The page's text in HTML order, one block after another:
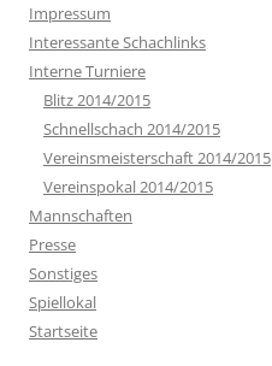
Impressum
Interessante Schachlinks
Interne Turniere
Blitz 2014/2015
Schnellschach 2014/2015
Vereinsmeisterschaft 2014/2015
Vereinspokal 2014/2015
Mannschaften
Presse
Sonstiges
Spiellokal
Startseite